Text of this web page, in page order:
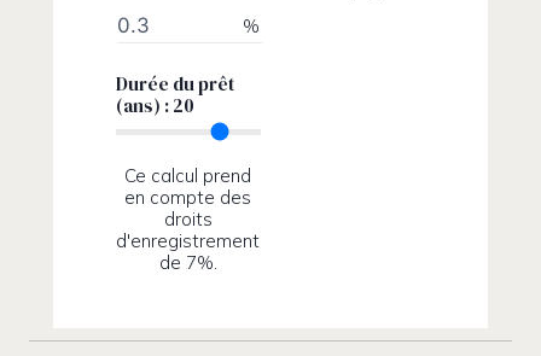
%
Durée du prêt
(ans) :20
Ce calcul prend
en compte des
droits
d'enregistrement
de 7%.